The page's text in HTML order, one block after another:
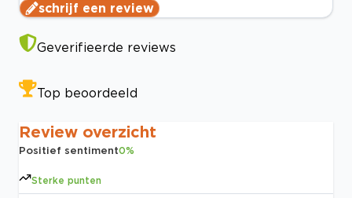
schrijf een review
Geverifieerde reviews
Top beoordeeld
Review overzicht
Positief sentiment0%
Sterke punten